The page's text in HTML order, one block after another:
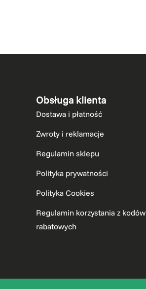
Obsługa klienta
Dostawa i płatność
Zwroty i reklamacje
Regulamin sklepu
Polityka prywatności
Polityka Cookies
Regulamin korzystania z kodów
rabatowych